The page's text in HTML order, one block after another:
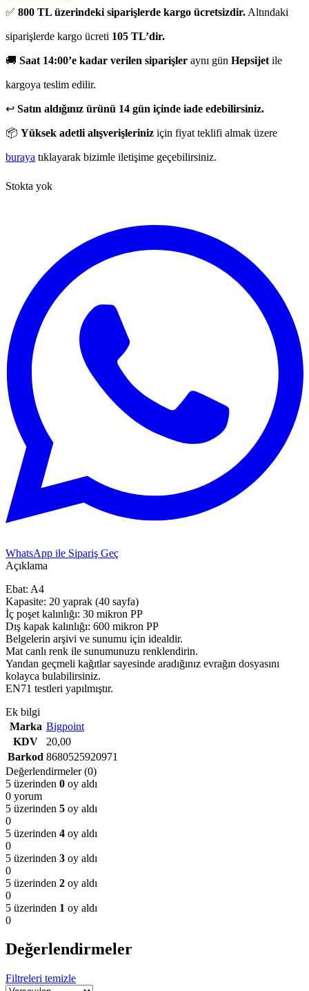
✅ 800 TL üzerindeki siparişlerde kargo ücretsizdir. Altındaki
siparişlerde kargo ücreti 105 TL’dir.
🚚 Saat 14:00’e kadar verilen siparişler aynı gün Hepsijet ile
kargoya teslim edilir.
↩️ Satın aldığınız ürünü 14 gün içinde iade edebilirsiniz.
📦 Yüksek adetli alışverişleriniz için fiyat teklifi almak üzere
buraya tıklayarak bizimle iletişime geçebilirsiniz.
Stokta yok
WhatsApp ile Sipariş Geç
Açıklama
Ebat: A4
Kapasite: 20 yaprak (40 sayfa)
İç poşet kalınlığı: 30 mikron PP
Dış kapak kalınlığı: 600 mikron PP
Belgelerin arşivi ve sunumu için idealdir.
Mat canlı renk ile sunumunuzu renklendirin.
Yandan geçmeli kağıtlar sayesinde aradığınız evrağın dosyasını
kolayca bulabilirsiniz.
EN71 testleri yapılmıştır.
Ek bilgi
Marka Bigpoint
KDV
20,00
Barkod 8680525920971
Değerlendirmeler (0)
5 üzerinden 0 oy aldı
0 yorum
5 üzerinden 5 oy aldı
0
5 üzerinden 4 oy aldı
0
5 üzerinden 3 oy aldı
0
5 üzerinden 2 oy aldı
0
5 üzerinden 1 oy aldı
0
Değerlendirmeler
Filtreleri temizle